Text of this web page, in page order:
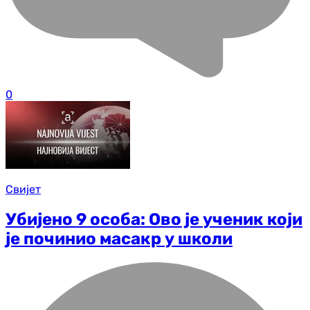
0
Свијет
Убијено 9 особа: Ово је ученик који
је починио масакр у школи